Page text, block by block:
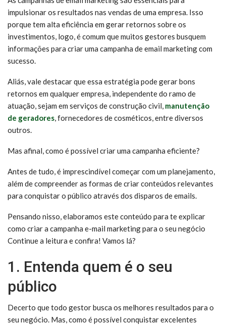
impulsionar os resultados nas vendas de uma empresa. Isso
porque tem alta eficiência em gerar retornos sobre os
investimentos, logo, é comum que muitos gestores busquem
informações para criar uma campanha de email marketing com
sucesso.
Aliás, vale destacar que essa estratégia pode gerar bons
retornos em qualquer empresa, independente do ramo de
atuação, sejam em serviços de construção civil, manutenção
de geradores, fornecedores de cosméticos, entre diversos
outros.
Mas afinal, como é possível criar uma campanha eficiente?
Antes de tudo, é imprescindível começar com um planejamento,
além de compreender as formas de criar conteúdos relevantes
para conquistar o público através dos disparos de emails.
Pensando nisso, elaboramos este conteúdo para te explicar
como criar a campanha e-mail marketing para o seu negócio
Continue a leitura e confira! Vamos lá?
1. Entenda quem é o seu
público
Decerto que todo gestor busca os melhores resultados para o
seu negócio. Mas, como é possível conquistar excelentes